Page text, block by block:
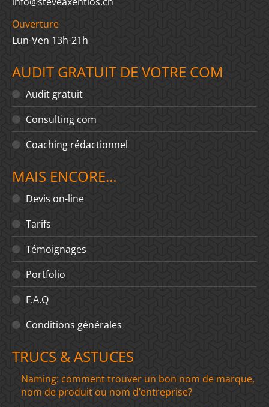
Ouverture
Lun-Ven 13h-21h
AUDIT GRATUIT DE VOTRE COM
Audit gratuit
Consulting com
Coaching rédactionnel
MAIS ENCORE…
Devis on-line
Tarifs
Témoignages
Portfolio
F.A.Q
Conditions générales
TRUCS & ASTUCES
Naming: comment trouver un bon nom de marque,
nom de produit ou nom d’entreprise?